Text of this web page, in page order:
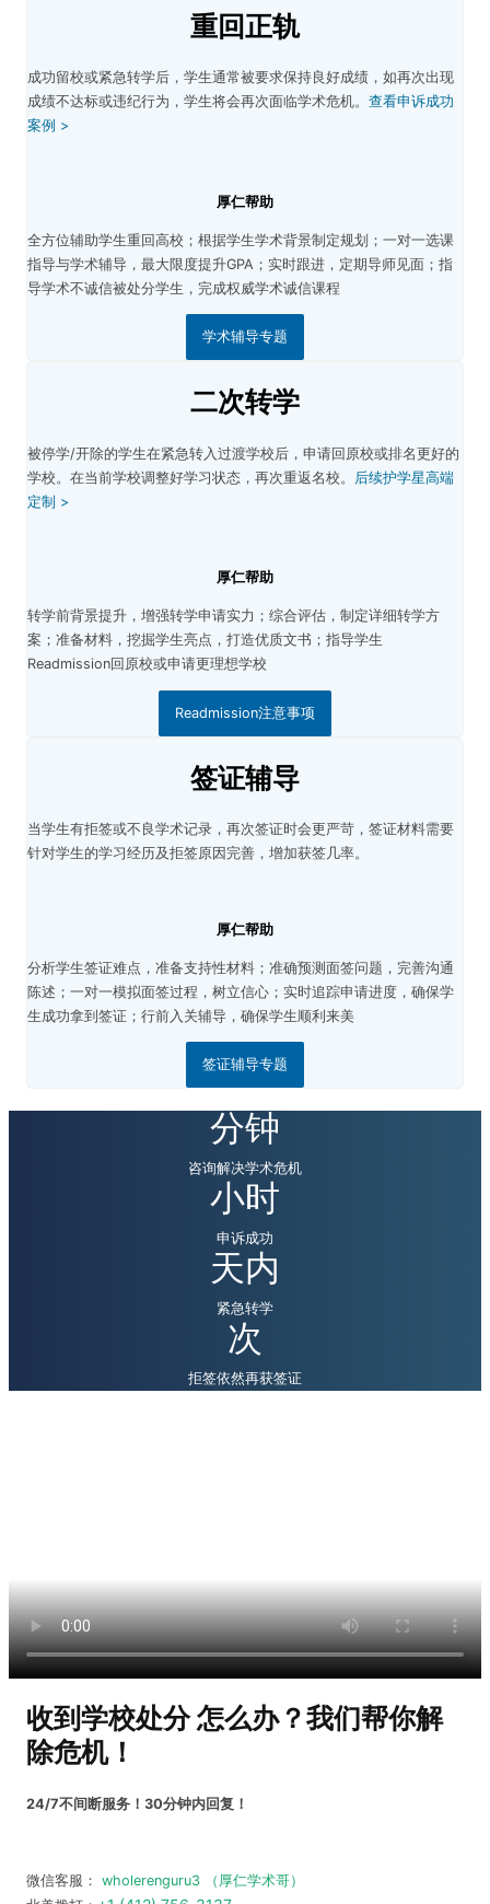
重回正轨
成功留校或紧急转学后，学生通常被要求保持良好成绩，如再次出现
成绩不达标或违纪行为，学生将会再次面临学术危机。 查看申诉成功
案例 >
厚仁帮助
全方位辅助学生重回高校；根据学生学术背景制定规划； 一对一选课
指导与学术辅导，最大限度提升GPA； 实时跟进，定期导师见面；指
导学术不诚信被处分学生，完成权威学术诚信课程
学术辅导专题
二次转学
被停学/开除的学生在紧急转入过渡学校后，申请回原校或排名更好的
学校。在当前学校调整好学习状态，再次重返名校。
后续护学星高端
定制 >
厚仁帮助
转学前背景提升，增强转学申请实力； 综合评估，制定详细转学方
案； 准备材料，挖掘学生亮点，打造优质文书； 指导学生
Readmission回原校或申请更理想学校
Readmission注意事项
签证辅导
当学生有拒签或不良学术记录，再次签证时会更严苛，签证材料需要
针对学生的学习经历及拒签原因完善，增加获签几率。
厚仁帮助
分析学生签证难点，准备支持性材料； 准确预测面签问题，完善沟通
陈述； 一对一模拟面签过程，树立信心； 实时追踪申请进度，确保学
生成功拿到签证； 行前入关辅导，确保学生顺利来美
签证辅导专题
分钟
咨询解决学术危机
小时
申诉成功
天内
紧急转学
次
拒签依然再获签证
收到学校处分 怎么办？我们帮你解
除危机！
24/7不间断服务！30分钟内回复！
微信客服： wholerenguru3 （厚仁学术哥）